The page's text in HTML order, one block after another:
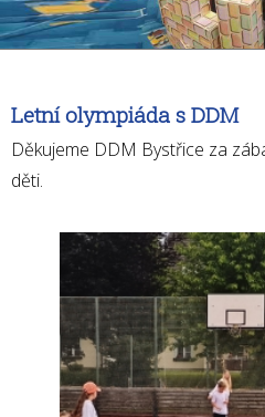
Letní olympiáda s DDM
Děkujeme DDM Bystřice za
děti.